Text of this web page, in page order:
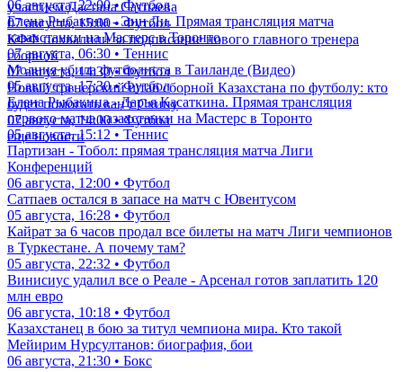
участием Дастана Сатпаева
07 августа, 15:00 • Футбол
КФФ похвалили за подписание нового главного тренера
сборной
07 августа, 14:30 • Футбол
Новый тренерский штаб сборной Казахстана по футболу: кто
будет помогать ван'т Схипу
07 августа, 14:00 • Футбол
еще новости
06 августа, 22:00 • Футбол
Елена Рыбакина - Энн Ли. Прямая трансляция матча
казахстанки на Мастерс в Торонто
07 августа, 06:30 • Теннис
Молния убила футболиста в Таиланде (Видео)
05 августа, 17:30 • Футбол
Елена Рыбакина - Дарья Касаткина. Прямая трансляция
первого матча казахстанки на Мастерс в Торонто
05 августа, 15:12 • Теннис
Партизан - Тобол: прямая трансляция матча Лиги
Конференций
06 августа, 12:00 • Футбол
Сатпаев остался в запасе на матч с Ювентусом
05 августа, 16:28 • Футбол
Кайрат за 6 часов продал все билеты на матч Лиги чемпионов
в Туркестане. А почему там?
05 августа, 22:32 • Футбол
Винисиус удалил все о Реале - Арсенал готов заплатить 120
млн евро
06 августа, 10:18 • Футбол
Казахстанец в бою за титул чемпиона мира. Кто такой
Мейирим Нурсултанов: биография, бои
06 августа, 21:30 • Бокс